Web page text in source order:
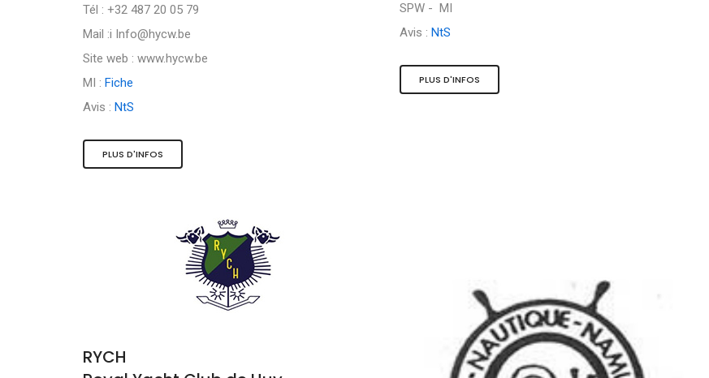
Tél : +32 487 20 05 79
Mail :i Info@hycw.be
Site web : www.hycw.be
MI : Fiche
Avis : NtS
PLUS D'INFOS
SPW - MI
Avis : NtS
PLUS D'INFOS
RYCH